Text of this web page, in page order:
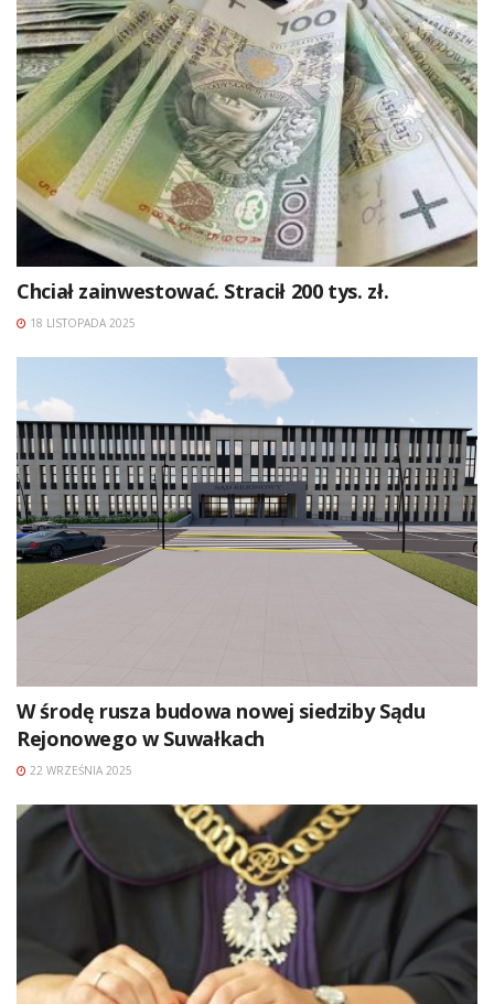
Chciał zainwestować. Stracił 200 tys. zł.
18 LISTOPADA 2025
W środę rusza budowa nowej siedziby Sądu
Rejonowego w Suwałkach
22 WRZEŚNIA 2025